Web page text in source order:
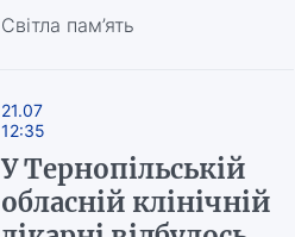
Світла пам’ять
21.07
12:35
У Тернопільській
обласній клінічній